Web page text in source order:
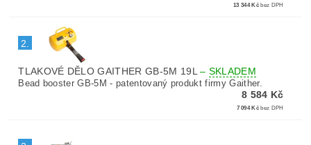
13 344 Kč bez DPH
2.
TLAKOVÉ DĚLO GAITHER GB-5M 19L– SKLADEM
Bead booster GB-5M - patentovaný produkt firmy Gaither.
8 584 Kč
7 094 Kč bez DPH